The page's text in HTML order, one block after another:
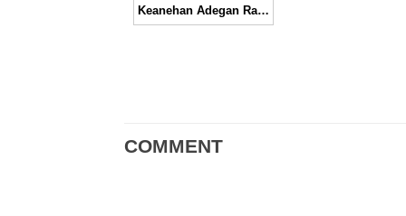
Keanehan Adegan Ranjang Adam Levine dan Behati Prinsloo di Video Musik “Cold”
COMMENT